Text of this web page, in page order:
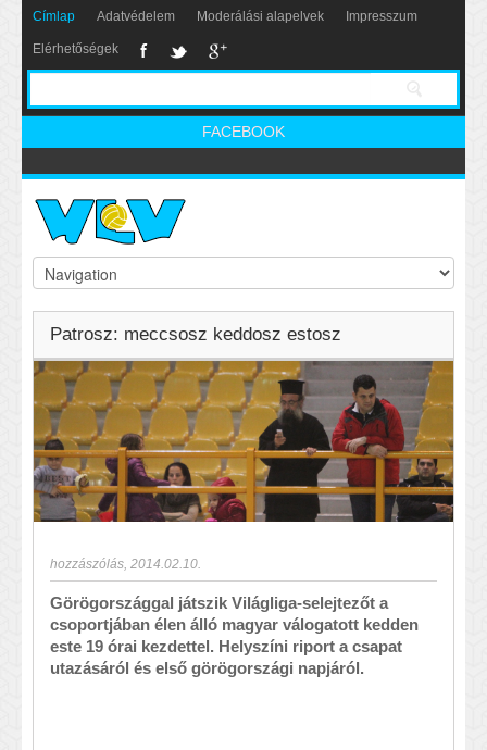
Címlap Adatvédelem Moderálási alapelvek Impresszum
Elérhetőségek
FACEBOOK
Patrosz: meccsosz keddosz estosz
hozzászólás 2014.02.10.
Görögországgal játszik Világliga-selejtezőt a
csoportjában élen álló magyar válogatott kedden
este 19 órai kezdettel. Helyszíni riport a csapat
utazásáról és első görögországi napjáról.